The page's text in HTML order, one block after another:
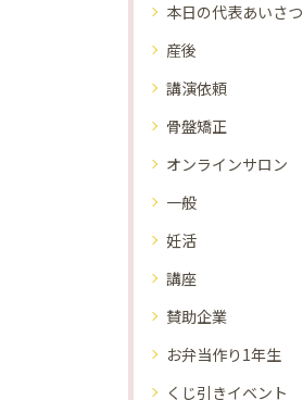
本日の代表あいさつ
産後
講演依頼
骨盤矯正
オンラインサロン
一般
妊活
講座
賛助企業
お弁当作り1年生
くじ引きイベント